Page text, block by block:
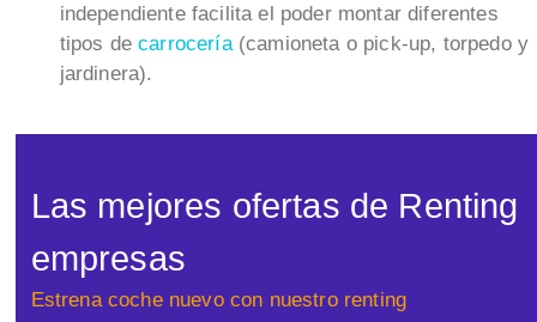
independiente facilita el poder montar diferentes
tipos decarrocería (camioneta o pick-up, torpedo y
jardinera).
Las mejores ofertas de Renting
empresas
Estrena coche nuevo con nuestro renting